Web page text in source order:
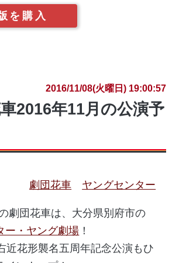
を購入
2016/11/08(火曜日) 19:00:57
2016年11月の公演予
劇団花車 ヤングセンター
劇団花車は、大分県別府市の
ー・ヤング劇場 ！
近花形襲名五周年記念公演もひ